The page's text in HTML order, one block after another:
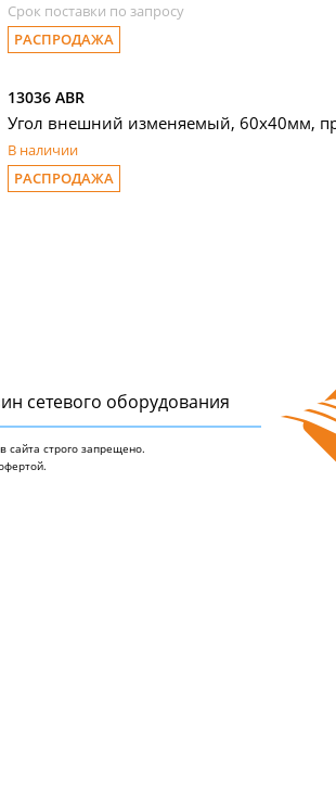
Срок поставки по запросу
РАСПРОДАЖА
13036 ABR
Угол внешний изменяемый, 60х40мм,
В наличии
РАСПРОДАЖА
сетeвого оборудования
сайта строго запрещено.